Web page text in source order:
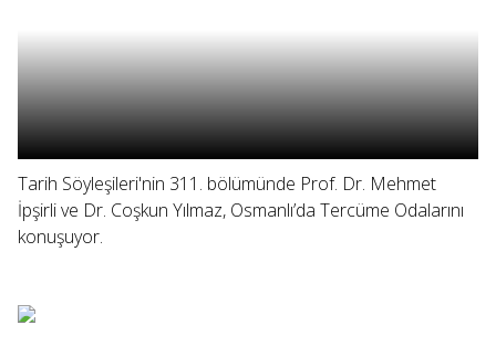
Tarih Söyleşileri'nin 311. bölümünde Prof. Dr. Mehmet
İpşirli ve Dr. Coşkun Yılmaz, Osmanlı’da Tercüme Odalarını
konuşuyor.